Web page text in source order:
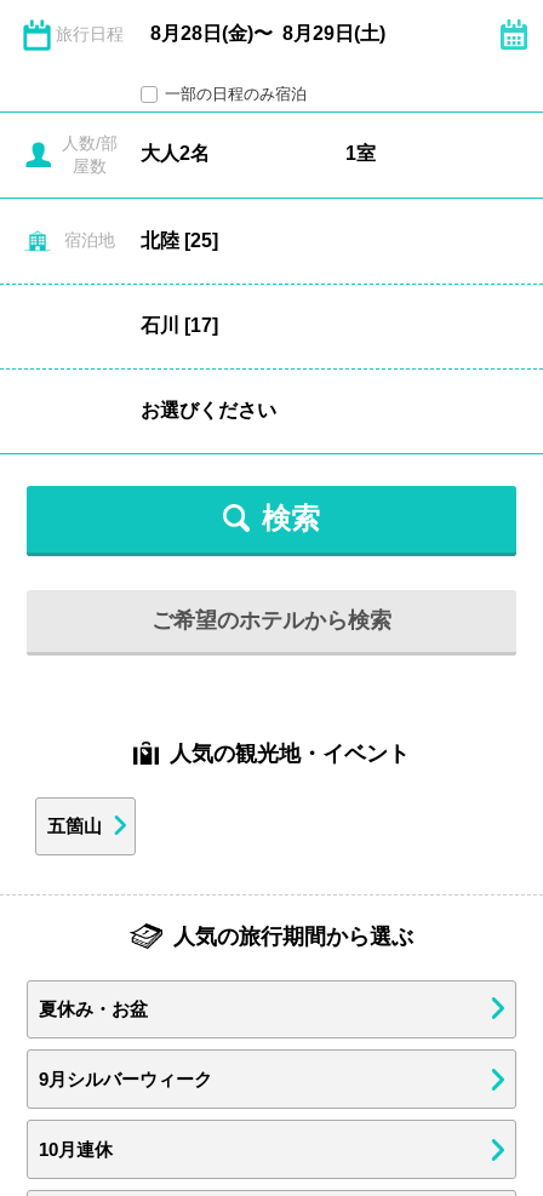
旅行日程
一部の日程のみ宿泊
人数/部
屋数
宿泊地
検索
ご希望のホテルから検索
人気の観光地・イベント
五箇山
人気の旅行期間から選ぶ
夏休み・お盆
9月シルバーウィーク
10月連休